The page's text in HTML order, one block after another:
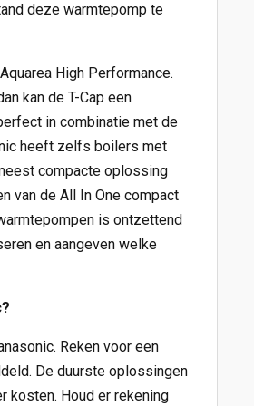
deze warmtepomp te
High Performance.
kan de T-Cap een
in combinatie met de
heeft zelfs boilers met
compacte oplossing
van de All In One compact
is ontzettend
en aangeven welke
Reken voor een
De duurste oplossingen
kosten. Houd er rekening